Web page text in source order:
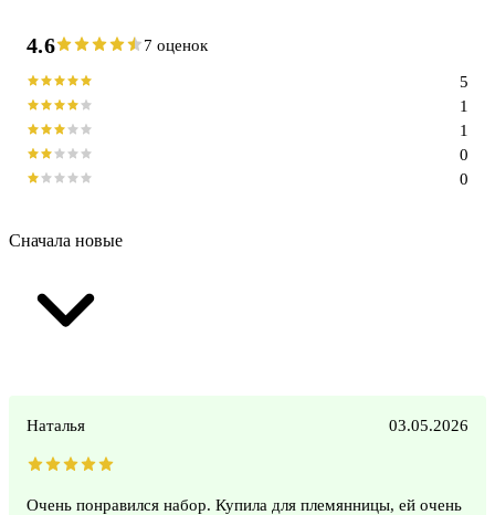
4.6 7 оценок
0
0
1
1
5
Сначала новые
Наталья 03.05.2026
Очень понравился набор. Купила для племянницы, ей очень